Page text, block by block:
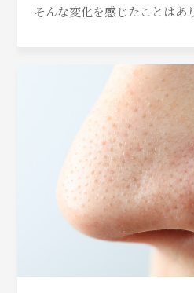
そんな変化を感じたことはあ